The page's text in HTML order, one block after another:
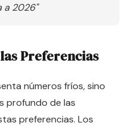
a 2026"
Preferencias
números fríos, sino
profundo de las
preferencias. Los